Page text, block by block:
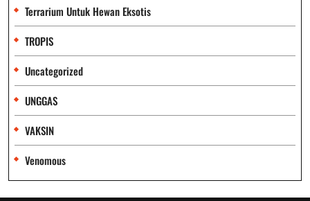
Terrarium Untuk Hewan Eksotis
TROPIS
Uncategorized
UNGGAS
VAKSIN
Venomous